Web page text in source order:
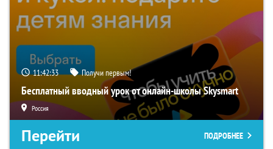
11:42:32 Получи первым!
Бесплатный вводный урок от онлайн-школы Skysmart
Россия
Перейти ПОДРОБНЕЕ